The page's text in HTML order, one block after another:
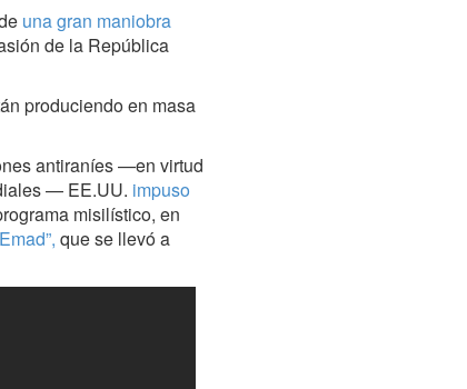
una gran maniobra
de la República
produciendo en masa
antiraníes —en virtud
— EE.UU. impuso
misilístico, en
que se llevó a